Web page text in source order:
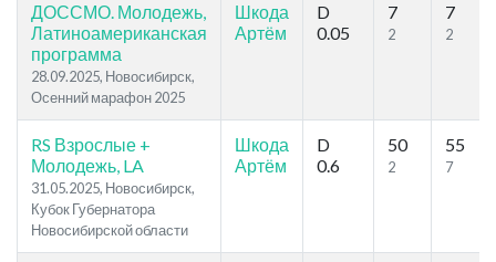
ДОССМО. Молодежь,
Латиноамериканская
программа
28.09.2025, Новосибирск,
Осенний марафон 2025
Шкода
Артём
D
0.05
7
2
7
2
RS Взрослые +
Молодежь, LA
31.05.2025, Новосибирск,
Кубок Губернатора
Новосибирской области
Шкода
Артём
D
0.6
50
2
55
7